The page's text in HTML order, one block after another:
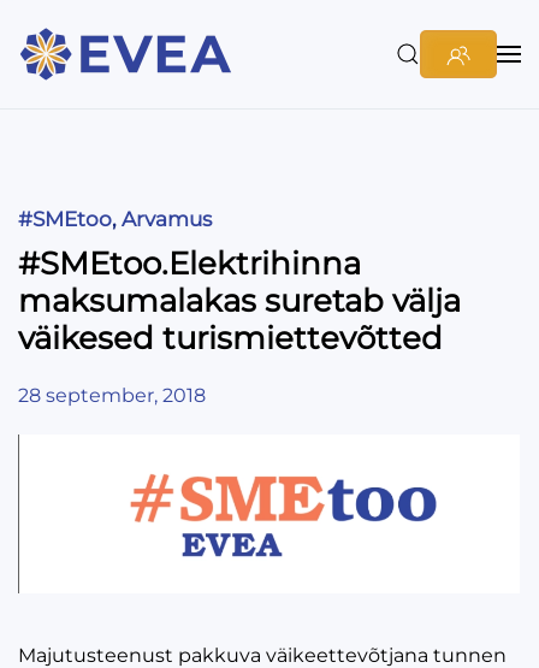
#SMEtoo, Arvamus
#SMEtoo.Elektrihinna
maksumalakas suretab välja
väikesed turismiettevõtted
28 september, 2018
Majutusteenust pakkuva väikeettevõtjana tunnen